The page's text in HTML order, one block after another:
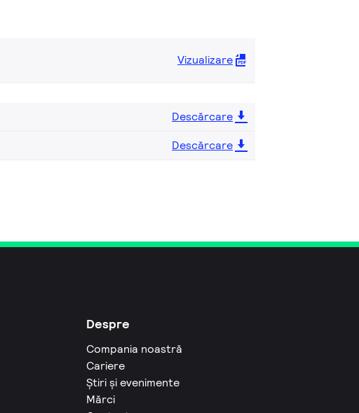
Vizualizare
Descărcare
Descărcare
Despre
Compania noastră
Cariere
Știri și evenimente
Mărci